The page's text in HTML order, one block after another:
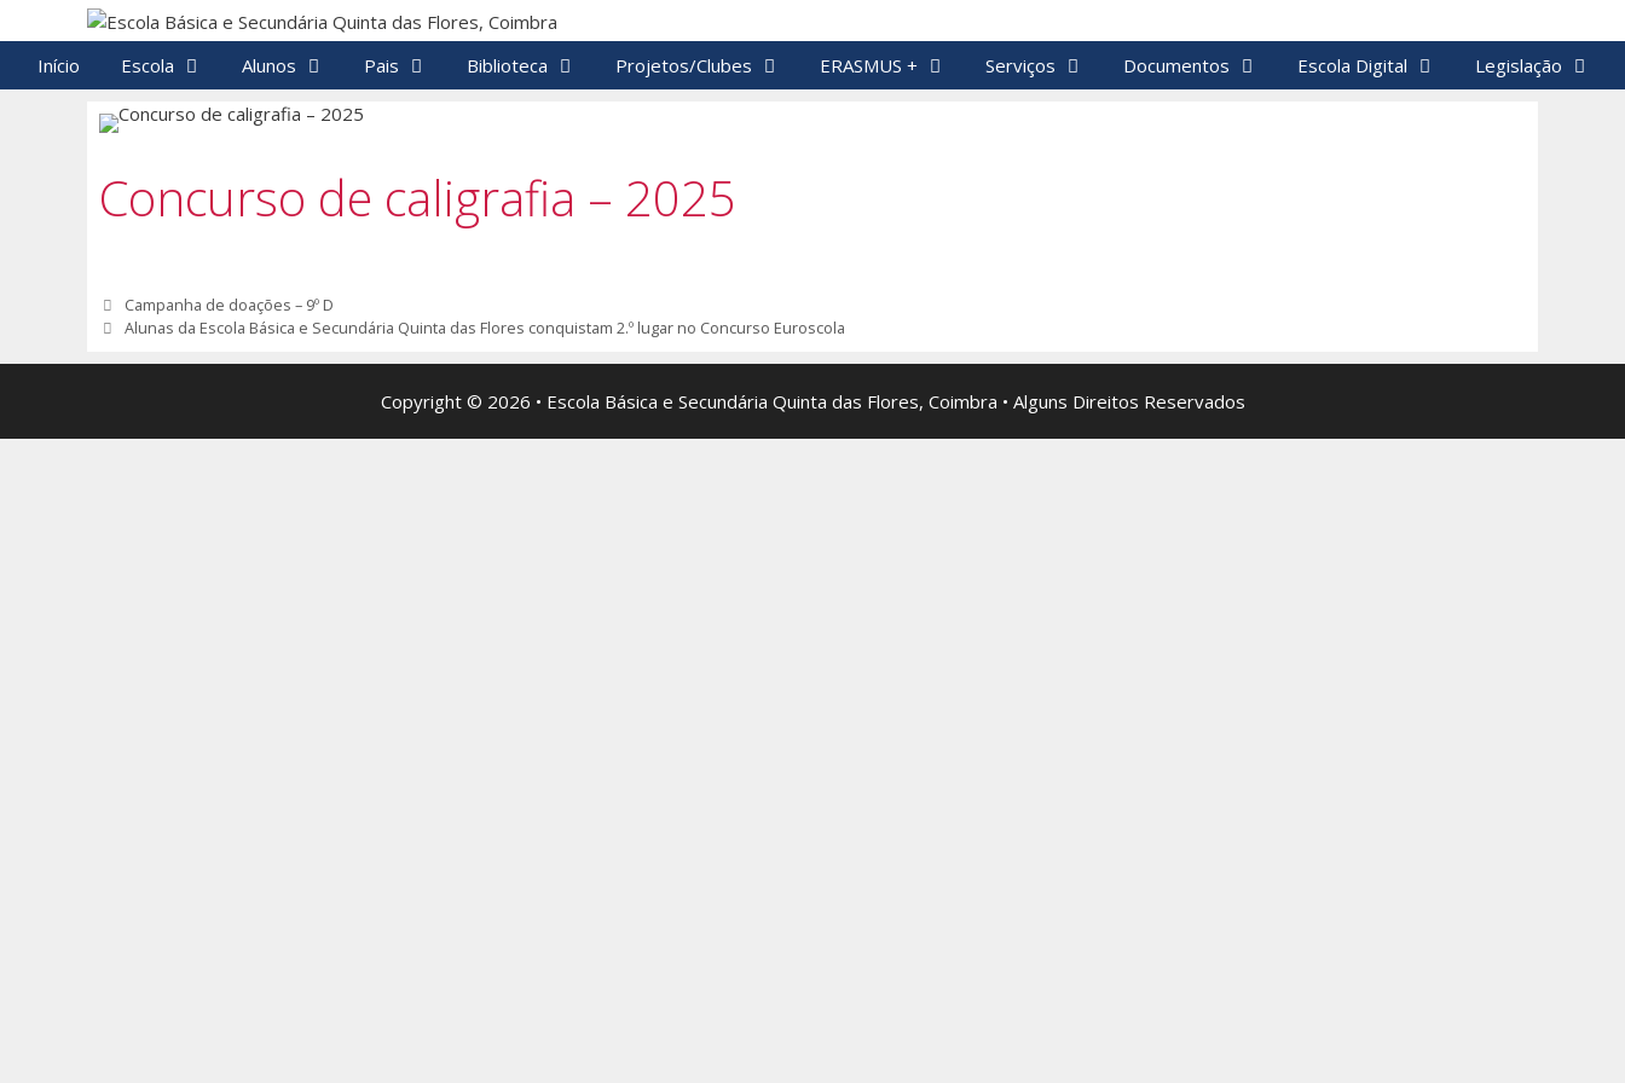
para
conteúdo
Início Escola Alunos Pais Biblioteca Projetos/Clubes ERASMUS + Serviços Documentos Escola Digital Legislação
Concurso de caligrafia – 2025
Navegação
de
Campanha de doações – 9º D
Alunas da Escola Básica e Secundária Quinta das Flores conquistam 2.º lugar no Concurso Euroscola
Copyright © 2026 • Escola Básica e Secundária Quinta das Flores, Coimbra • Alguns Direitos Reservados